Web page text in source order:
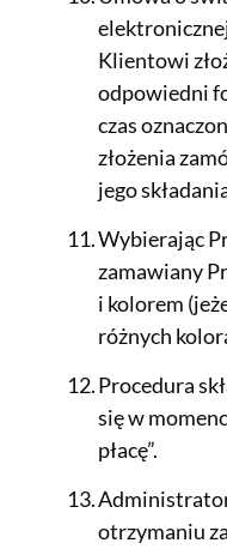
Klientowi
odpowiedni
czas
złożenia
jego
Wybierając
zamawiany
i kolorem
różnych
Procedura
się w
płacę”.
otrzymaniu